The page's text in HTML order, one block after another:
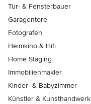
Tür- & Fensterbauer
Garagentore
Fotografen
Heimkino & Hifi
Home Staging
Immobilienmakler
Kinder- & Babyzimmer
Künstler & Kunsthandwerk